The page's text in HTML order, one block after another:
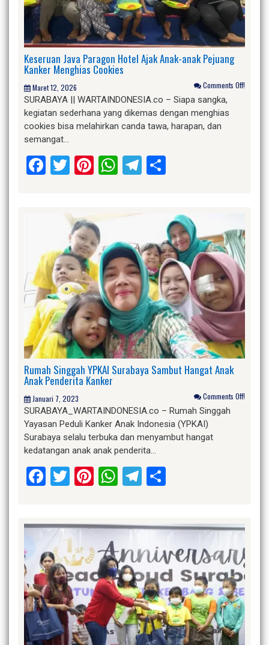
Keseruan Java Paragon Hotel Ajak Anak-anak Pejuang
Kanker Menghias Cookies
Maret 12, 2026 Comments Off!
SURABAYA || WARTAINDONESIA.co – Siapa sangka,
kegiatan sederhana yang dikemas dengan menghias
cookies bisa melahirkan canda tawa, harapan, dan
semangat…
Facebook
Twitter
Pinterest
WhatsApp
Telegram
Rumah Singgah YPKAI Surabaya Sambut Hangat Anak
Anak Penderita Kanker
Januari 7, 2023 Comments Off!
SURABAYA_WARTAINDONESIA.co – Rumah Singgah
Yayasan Peduli Kanker Anak Indonesia (YPKAI)
Surabaya selalu terbuka dan menyambut hangat
kedatangan anak anak penderita…
Facebook
Twitter
Pinterest
WhatsApp
Telegram